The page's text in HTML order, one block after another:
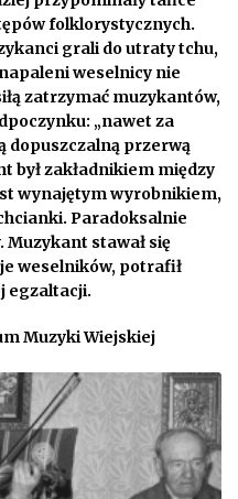
folklorystycznych.
grali do utraty tchu,
weselnicy nie
zatrzymać muzykantów,
„nawet za
dopuszczalną przerwą
był zakładnikiem między
wynajętym wyrobnikiem,
Paradoksalnie
Muzykant stawał się
weselników, potrafił
egzaltacji.
Muzyki Wiejskiej